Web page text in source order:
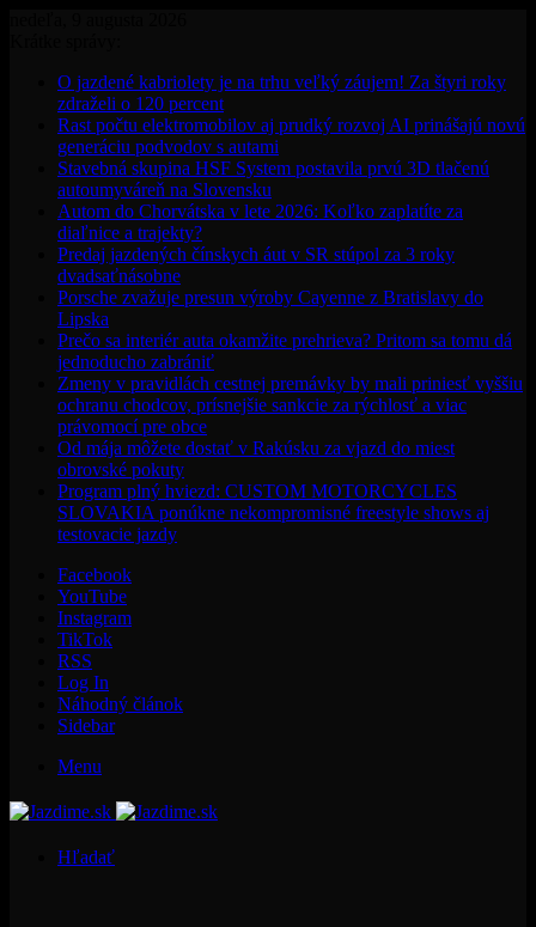
O jazdené kabriolety je na trhu veľký záujem! Za štyri roky
zdraželi o 120 percent
Rast počtu elektromobilov aj prudký rozvoj AI prinášajú novú
generáciu podvodov s autami
Stavebná skupina HSF System postavila prvú 3D tlačenú
autoumyváreň na Slovensku
Autom do Chorvátska v lete 2026: Koľko zaplatíte za
diaľnice a trajekty?
Predaj jazdených čínskych áut v SR stúpol za 3 roky
dvadsaťnásobne
Porsche zvažuje presun výroby Cayenne z Bratislavy do
Lipska
Prečo sa interiér auta okamžite prehrieva? Pritom sa tomu dá
jednoducho zabrániť
Zmeny v pravidlách cestnej premávky by mali priniesť vyššiu
ochranu chodcov, prísnejšie sankcie za rýchlosť a viac
právomocí pre obce
Od mája môžete dostať v Rakúsku za vjazd do miest
obrovské pokuty
Program plný hviezd: CUSTOM MOTORCYCLES
SLOVAKIA ponúkne nekompromisné freestyle shows aj
testovacie jazdy
Facebook
YouTube
Instagram
TikTok
RSS
Log In
Náhodný článok
Sidebar
Menu
Hľadať